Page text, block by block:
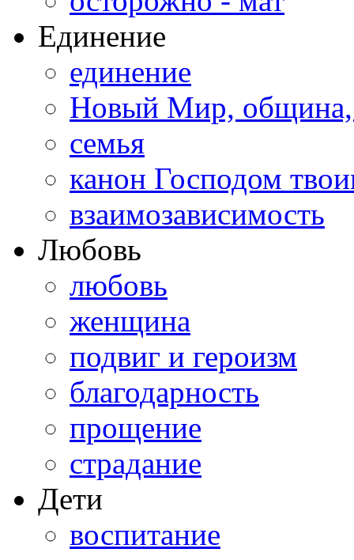
Единение
единение
Новый Мир,
семья
канон Господом
взаимозависимость
Любовь
любовь
женщина
подвиг и героизм
благодарность
прощение
страдание
Дети
воспитание